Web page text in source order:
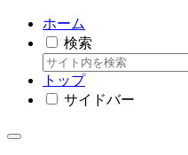
ホーム
検索
トップ
サイドバー